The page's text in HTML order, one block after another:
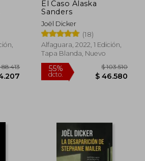
El Caso Alaska
Sanders
Joël Dicker
(18)
Alfaguara, 2022, 1 Edición,
Tapa Blanda, Nuevo